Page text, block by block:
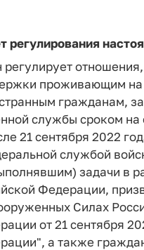
регулирования
проживающим на
гражданам,
службы сроком
21 сентября 2022
службой
задачи в
Федерации,
Силах
от 21 сентября
а также